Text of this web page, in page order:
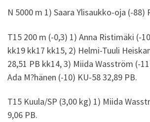
N 5000 m 1) Saara Ylisaukko-oja (-88)
T15 200 m (-0,3) 1) Anna Ristimäki (-
kk19 kk17 kk15, 2) Helmi-Tuuli
28,51 PB kk14, 3) Miida Wasström (-
Ada M?hänen (-10) KU-58 32,89 PB.
T15 Kuula/SP (3,00 kg) 1) Miida
9,06 PB.